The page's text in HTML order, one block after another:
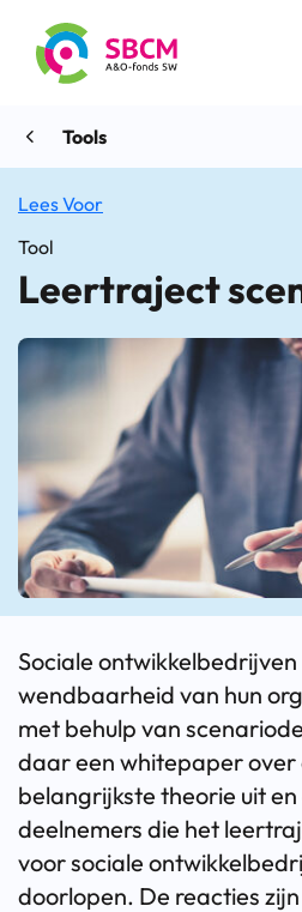
inhoud
Tools
Lees Voor
Tool
Leertraject
Sociale ontwikkelbedrijven
wendbaarheid van hun
met behulp van
daar een whitepaper over
belangrijkste theorie uit
deelnemers die het
voor sociale
doorlopen. De reacties